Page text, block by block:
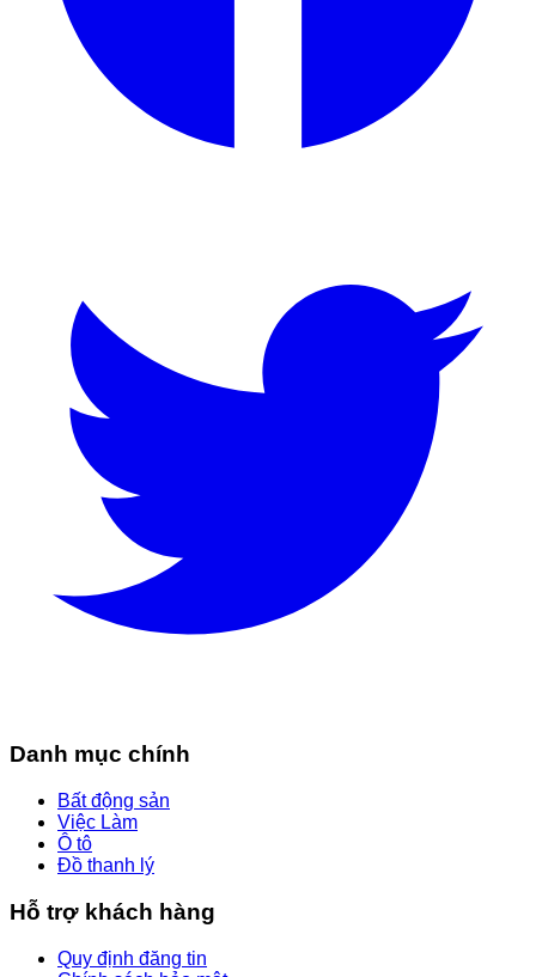
Danh mục chính
Bất động sản
Việc Làm
Ô tô
Đồ thanh lý
Hỗ trợ khách hàng
Quy định đăng tin